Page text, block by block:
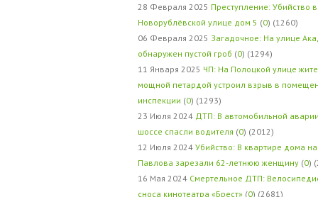
28 Февраля 2025 Преступление: Убийство
Новорублёвской улице дом 5 (0) (1260)
06 Февраля 2025 Загадочное: На улице
обнаружен пустой гроб (0) (1294)
11 Января 2025 ЧП: На Полоцкой улице
мощной петардой устроил взрыв в
инспекции (0) (1293)
23 Июля 2024 ДТП: В автомобильной
шоссе спасли водителя (0) (2012)
12 Июля 2024 Убийство: В квартире дома
Павлова зарезали 62-летнюю женщину (0)
16 Мая 2024 Смертельное ДТП:
сноса кинотеатра «Брест» (0) (2681)